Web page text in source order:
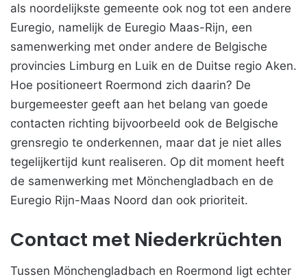
als noordelijkste gemeente ook nog tot een andere
Euregio, namelijk de Euregio Maas-Rijn, een
samenwerking met onder andere de Belgische
provincies Limburg en Luik en de Duitse regio Aken.
Hoe positioneert Roermond zich daarin? De
burgemeester geeft aan het belang van goede
contacten richting bijvoorbeeld ook de Belgische
grensregio te onderkennen, maar dat je niet alles
tegelijkertijd kunt realiseren. Op dit moment heeft
de samenwerking met Mönchengladbach en de
Euregio Rijn-Maas Noord dan ook prioriteit.
Contact met Niederkrüchten
Tussen Mönchengladbach en Roermond ligt echter